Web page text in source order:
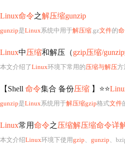
Linux命令之解压缩gunzip
gunzip是Linux系统中用于解压缩.gz文件的
Linux中压缩和解压（gzip压缩/
本文介绍了Linux环境下常用的压缩与解压方
【Shell 命令集合 备份压缩 】⭐⭐
gunzip是Linux系统用于解压缩gzip格式文件
Linux常用命令之压缩解压缩命令详
本文介绍Linux环境下使用gzip、 gunzip、